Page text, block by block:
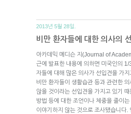
2013년 5월 28일.
비만 환자들에 대한 의사의
아카데믹 메디슨 지(Journal of
근에 발표한 내용에 의하면 미국인의
자들에 대해 많은 의사가 선입견을 가
비만 환자들이 생활습관 등과 관련한 의
않을 것이라는 선입견을 가지고 있기
방법 등에 대한 조언이나 체중을 줄이
이야기하지 않는 것으로 조사됐습니다.